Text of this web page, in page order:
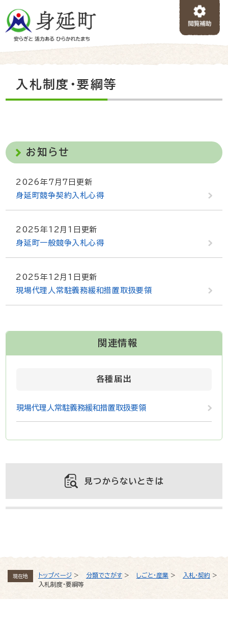
ー
先
現在地 トップページ > 分類でさがす > しごと・産業 > 入札・契約 >
入札制度・要綱等
入札制度・要綱等
お知らせ
2026年7月7日更新
身延町競争契約入札心得
2025年12月1日更新
身延町一般競争入札心得
2025年12月1日更新
現場代理人常駐義務緩和措置取扱要領
関連情報
各種届出
現場代理人常駐義務緩和措置取扱要領
見つからないときは